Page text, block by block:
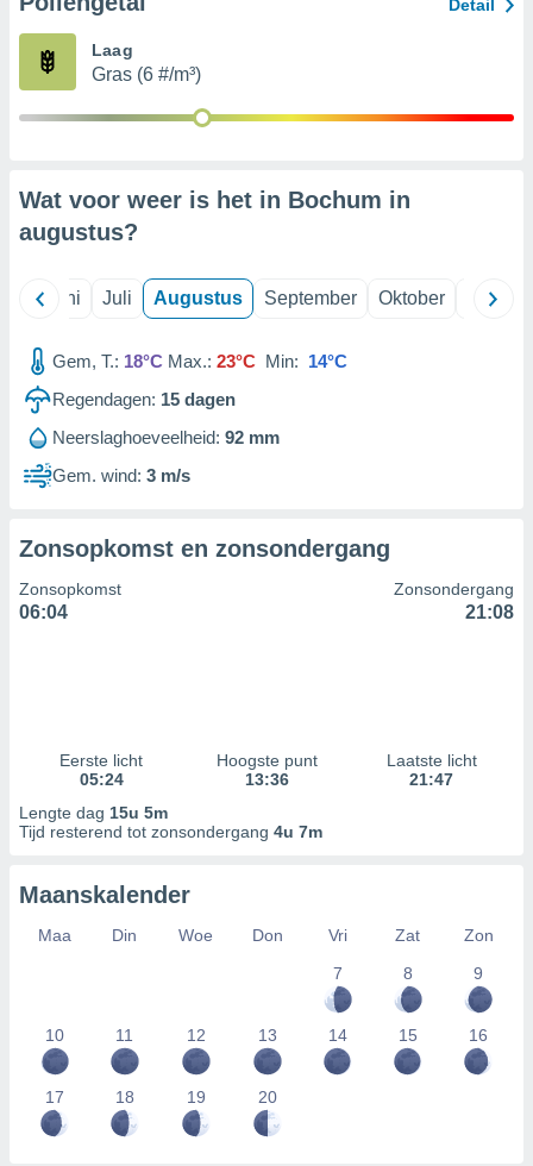
partners
Detail
Laag
Gras (6 #/m³)
Wat voor weer is het in Bochum in
augustus?
Juni Juli Augustus September Oktober
Gem, T.: 18°C Max.: 23°C Min: 14°C
Regendagen: 15 dagen
Neerslaghoeveelheid: 92 mm
Gem. wind: 3 m/s
Zonsopkomst en zonsondergang
Zonsopkomst
06:04
Zonsondergang
21:08
Eerste licht
05:24
Hoogste punt
13:36
Laatste licht
21:47
Lengte dag 15u 5m
Tijd resterend tot zonsondergang 4u 7m
Maanskalender
Maa Din Woe Don Vri Zat
Zon
7
8 9
10 11 12 13 14 15 16
17 18 19 20